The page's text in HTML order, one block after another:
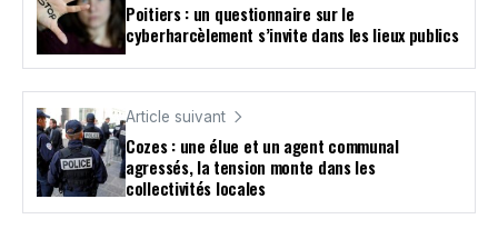
Poitiers : un questionnaire sur le
cyberharcèlement s’invite dans les lieux publics
Article suivant
Cozes : une élue et un agent communal
agressés, la tension monte dans les
collectivités locales